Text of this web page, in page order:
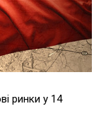
ринки у 14